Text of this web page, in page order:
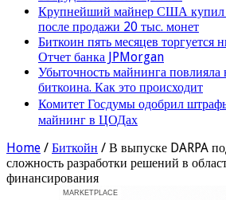
Крупнейший майнер США купил
после продажи 20 тыс. монет
Биткоин пять месяцев торгуется
Отчет банка JPMorgan
Убыточность майнинга повлияла
биткоина. Как это происходит
Комитет Госдумы одобрил
майнинг в ЦОДах
Home / Биткойн / В выпуске DARPA
сложность разработки решений в
финансирования
MARKETPLACE